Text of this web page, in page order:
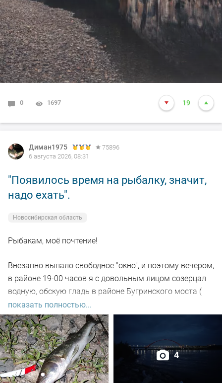
0 1697 19
Диман1975
75896
6 августа 2026, 08:31
"Появилось время на рыбалку, значит,
надо ехать".
Новосибирская область
Рыбакам, моё почтение!
Внезапно выпало свободное "окно", и поэтому вечером,
в районе 19-00 часов я с довольным лицом созерцал
водную, обскую гладь в районе Бугринского моста (
правый берег).
Отдыхающего люда просто тьма, и на берегу ,и на
воде. Сапы, катера, гидроциклы всяких мастей
поднимали нехилую волну до самой темноты.
По сути: рыбалил только на спиннинг, помощниками
показать полностью...
4